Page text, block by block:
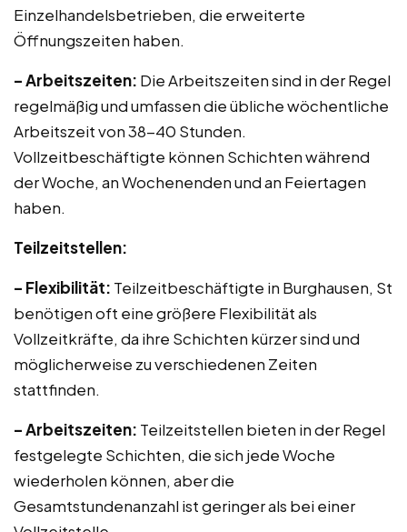
Einzelhandelsbetrieben, die erweiterte
Öffnungszeiten haben.
– Arbeitszeiten: Die Arbeitszeiten sind in der Regel
regelmäßig und umfassen die übliche wöchentliche
Arbeitszeit von 38-40 Stunden.
Vollzeitbeschäftigte können Schichten während
der Woche, an Wochenenden und an Feiertagen
haben.
Teilzeitstellen:
– Flexibilität: Teilzeitbeschäftigte in Burghausen, St
benötigen oft eine größere Flexibilität als
Vollzeitkräfte, da ihre Schichten kürzer sind und
möglicherweise zu verschiedenen Zeiten
stattfinden.
– Arbeitszeiten: Teilzeitstellen bieten in der Regel
festgelegte Schichten, die sich jede Woche
wiederholen können, aber die
Gesamtstundenanzahl ist geringer als bei einer